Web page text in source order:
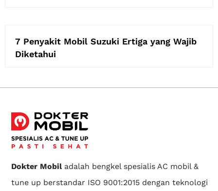
7 Penyakit Mobil Suzuki Ertiga yang Wajib
Diketahui
Dokter Mobiladalah bengkel spesialis AC mobil &
tune up berstandar ISO 9001:2015 dengan teknologi